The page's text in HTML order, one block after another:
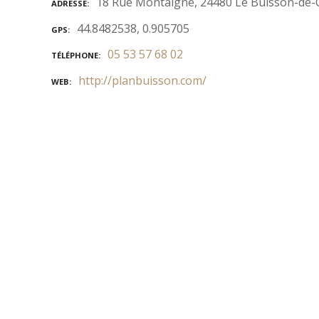
ADRESSE
GPS 44.8482538, 0.905705
TÉLÉPHONE 05 53 57 68 02
WEB http://planbuisson.com/